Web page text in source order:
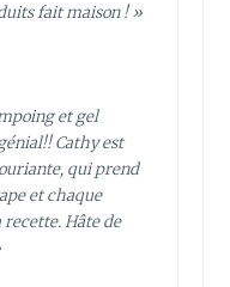
fait maison ! »
et gel
Cathy est
qui prend
et chaque
Hâte de